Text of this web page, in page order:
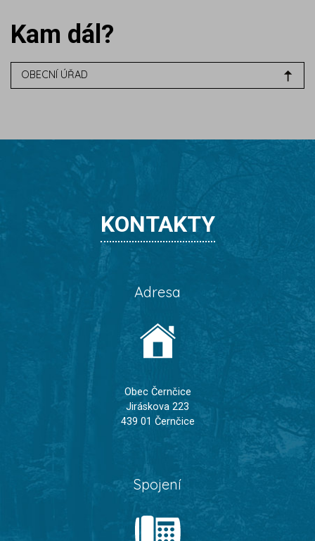
Kam dál?
OBECNÍ ÚŘAD
KONTAKTY
Adresa
Obec Černčice
Jiráskova 223
439 01 Černčice
Spojení